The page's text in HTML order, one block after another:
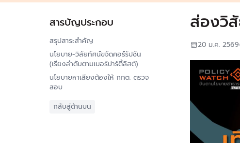
สารบัญประกอบ
สรุปสาระสำคัญ
นโยบาย-วิสัยทัศน์ขจัดคอร์รัปชัน
(เรียงลำดับตามเบอร์ปาร์ตี้ลิสต์)
นโยบายหาเสียงต้องให้ กกต. ตรวจ
สอบ
กลับสู่ด้านบน
ส่องวิ
20 ม.ค. 2569